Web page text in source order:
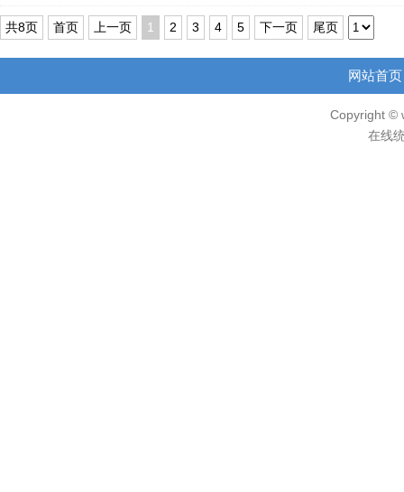
共8页 首页 上一页 1 2 3 4 5 下一页 尾页
网站首页
Copyright ©
在线